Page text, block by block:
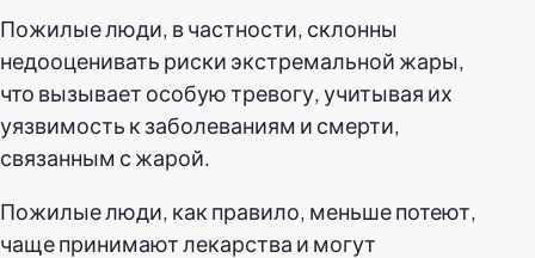
Пожилые люди, в частности, склонны
недооценивать риски экстремальной жары,
что вызывает особую тревогу, учитывая их
уязвимость к заболеваниям и смерти,
связанным с жарой.
Пожилые люди, как правило, меньше потеют,
чаще принимают лекарства и могут